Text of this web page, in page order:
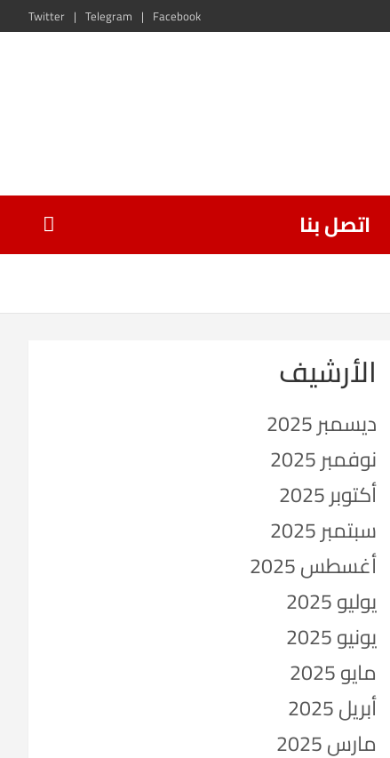
Facebook
Telegram
Twitter
اتصل بنا
الأرشيف
ديسمبر 2025
نوفمبر 2025
أكتوبر 2025
سبتمبر 2025
أغسطس 2025
يوليو 2025
يونيو 2025
مايو 2025
أبريل 2025
مارس 2025